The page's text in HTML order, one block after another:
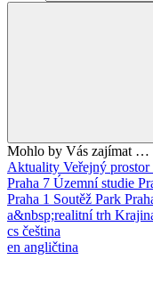
Mohlo by Vás zajímat …
Aktuality Veřejný prostor
Praha 7 Územní studie
Praha 1 Soutěž Park
a&nbsp;realitní trh
cs čeština
en angličtina